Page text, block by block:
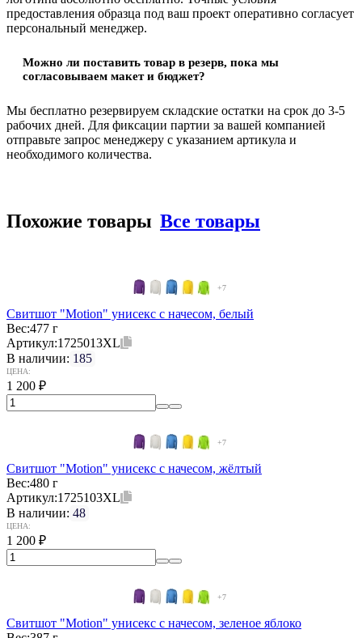
предоставления образца под ваш проект оперативно согласует
персональный менеджер.
Можно ли поставить товар в резерв, пока мы
согласовываем макет и бюджет?
Мы бесплатно резервируем складские остатки на срок до 3-5
рабочих дней. Для фиксации партии за вашей компанией
отправьте запрос менеджеру с указанием артикула и
необходимого количества.
Похожие товары Все товары
+7
Свитшот "Motion" унисекс с начесом, белый
Вес:477 г
Артикул:1725013XL
В наличии: 185
ЦЕНА:
1 200 ₽
+7
Свитшот "Motion" унисекс с начесом, жёлтый
Вес:480 г
Артикул:1725103XL
В наличии: 48
ЦЕНА:
1 200 ₽
+7
Свитшот "Motion" унисекс с начесом, зеленое яблоко